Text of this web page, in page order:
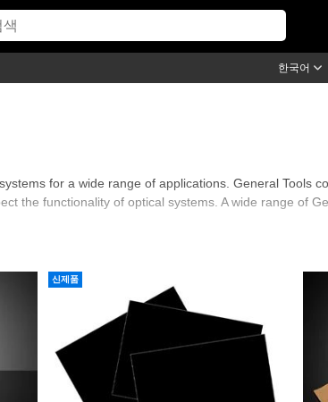
한국어
for a wide range of applications. General Tools
the functionality of optical systems. A wide range of
신제품